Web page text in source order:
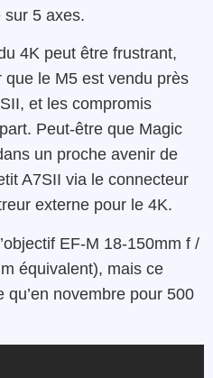
sur 5 axes.
4K peut être frustrant,
le M5 est vendu près
et les compromis
Peut-être que Magic
un proche avenir de
A7SII via le connecteur
externe pour le 4K.
EF-M 18-150mm f /
équivalent), mais ce
novembre pour 500